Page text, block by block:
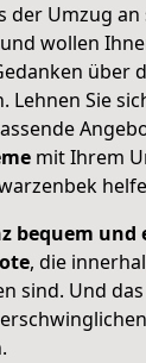
der Umzug an
wollen
über
Lehnen Sie
mit Ihrem
bequem und
, die
sind. Und